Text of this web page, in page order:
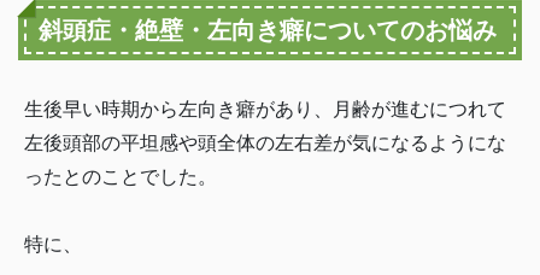
斜頭症・絶壁・左向き癖についてのお悩み
生後早い時期から左向き癖があり、月齢が進むにつれて
左後頭部の平坦感や頭全体の左右差が気になるようにな
ったとのことでした。
特に、